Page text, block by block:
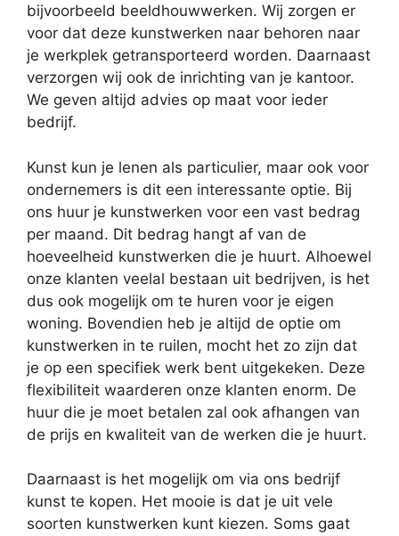
bijvoorbeeld beeldhouwwerken. Wij zorgen er
voor dat deze kunstwerken naar behoren naar
je werkplek getransporteerd worden. Daarnaast
verzorgen wij ook de inrichting van je kantoor.
We geven altijd advies op maat voor ieder
bedrijf.
Kunst kun je lenen als particulier, maar ook voor
ondernemers is dit een interessante optie. Bij
ons huur je kunstwerken voor een vast bedrag
per maand. Dit bedrag hangt af van de
hoeveelheid kunstwerken die je huurt. Alhoewel
onze klanten veelal bestaan uit bedrijven, is het
dus ook mogelijk om te huren voor je eigen
woning. Bovendien heb je altijd de optie om
kunstwerken in te ruilen, mocht het zo zijn dat
je op een specifiek werk bent uitgekeken. Deze
flexibiliteit waarderen onze klanten enorm. De
huur die je moet betalen zal ook afhangen van
de prijs en kwaliteit van de werken die je huurt.
Daarnaast is het mogelijk om via ons bedrijf
kunst te kopen. Het mooie is dat je uit vele
soorten kunstwerken kunt kiezen. Soms gaat